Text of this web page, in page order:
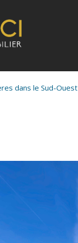
dans le Sud-Ouest